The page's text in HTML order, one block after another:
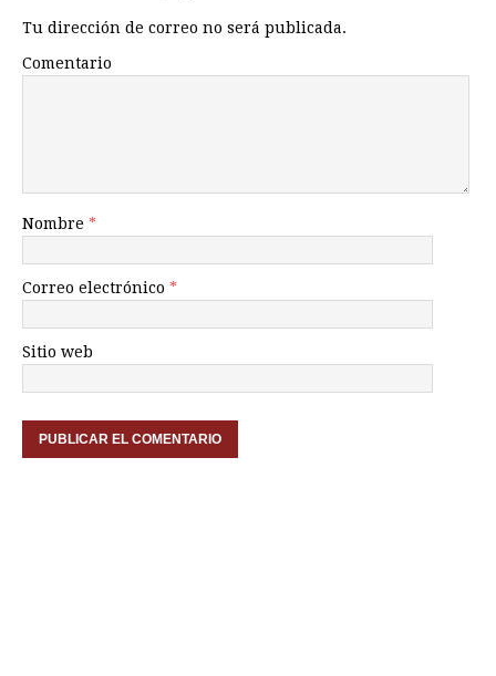
Tu dirección de correo no será publicada.
Comentario
Nombre *
Correo electrónico *
Sitio web